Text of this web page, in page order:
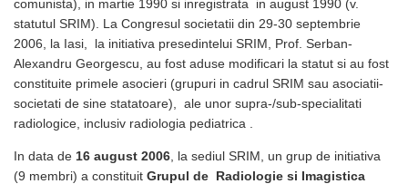
comunista), in martie 1990 si inregistrata in august 1990 (v.
statutul SRIM). La Congresul societatii din 29-30 septembrie
2006, la Iasi, la initiativa presedintelui SRIM, Prof. Serban-
Alexandru Georgescu, au fost aduse modificari la statut si au fost
constituite primele asocieri (grupuri in cadrul SRIM sau asociatii-
societati de sine statatoare), ale unor supra-/sub-specialitati
radiologice, inclusiv radiologia pediatrica .
In data de 16 august 2006 , la sediul SRIM, un grup de initiativa
(9 membri) a constituit Grupul de Radiologie si Imagistica